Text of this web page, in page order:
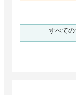
すべての